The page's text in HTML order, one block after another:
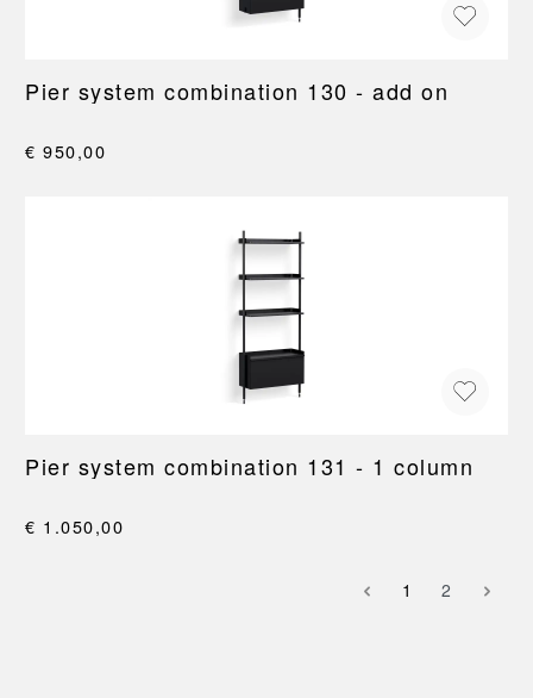
Pier system combination 130 - add on
€ 950,00
Pier system combination 131 - 1 column
€ 1.050,00
1 2